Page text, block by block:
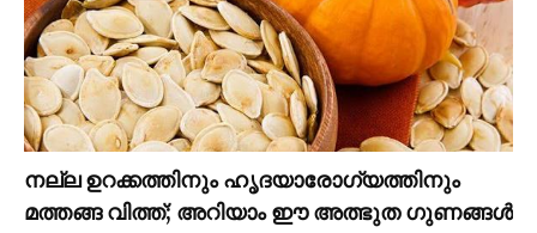
നല്ല ഉറക്കത്തിനും ഹൃദയാരോഗ്യത്തിനും
മത്തങ്ങ വിത്ത്; അറിയാം ഈ അത്ഭുത ഗുണങ്ങള്‍